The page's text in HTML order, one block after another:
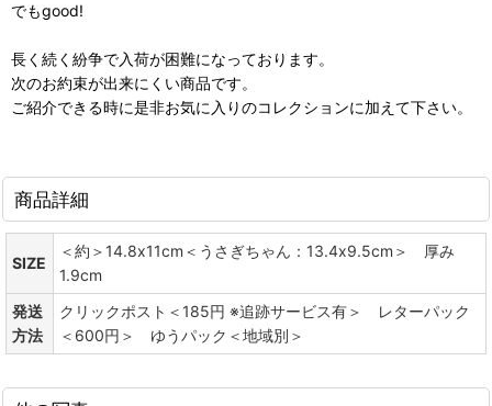
でもgood!
長く続く紛争で入荷が困難になっております。
次のお約束が出来にくい商品です。
ご紹介できる時に是非お気に入りのコレクションに加えて下さい。
商品詳細
SIZE
＜約＞14.8x11cm＜うさぎちゃん：13.4x9.5cm＞ 厚み
1.9cm
発送
方法
クリックポスト＜185円 ※追跡サービス有＞ レターパック
＜600円＞ ゆうパック＜地域別＞